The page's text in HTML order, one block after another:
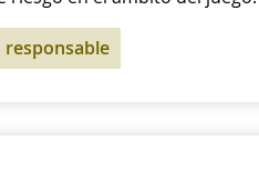
responsable